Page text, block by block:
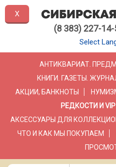
(8 383) 227-
Select
АНТИКВАРИАТ.
КНИГИ. ГАЗЕТЫ.
АКЦИИ, БАНКНОТЫ
РЕДКОСТИ И
АКСЕССУАРЫ ДЛЯ
ЧТО И КАК МЫ ПОКУПАЕМ
X